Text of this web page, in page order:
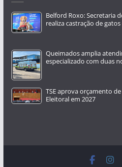
Belford Roxo: Secretaria
realiza castração de
Queimados amplia
especializado com duas
TSE aprova orçamento de
Eleitoral em 2027